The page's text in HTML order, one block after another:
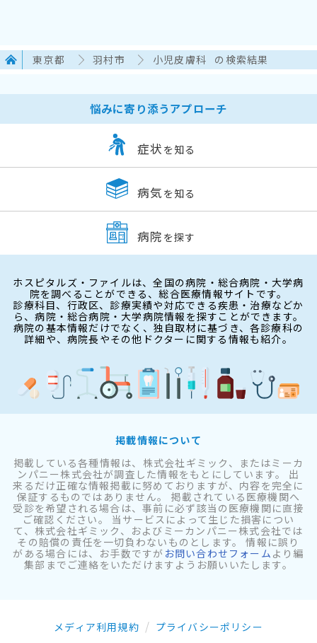
東京都 羽村市 小児皮膚科 の検索結果
悩みに寄り添うアプローチ
症状 を知る
病気 を知る
病院 を探す
ホスピタルズ・ファイルは、全国の病院・総合病院・大学病
院を調べることができる、総合医療情報サイトです。
診療科目、行政区、診療実績や対応できる疾患・治療などか
ら、病院・総合病院・大学病院情報を探すことができます。
病院の基本情報だけでなく、独自取材に基づき、各診療科の
詳細や、病院長やその他ドクターに関する情報も紹介。
掲載情報について
掲載している各種情報は、株式会社ギミック、またはミーカ
ンパニー株式会社が調査した情報をもとにしています。 出
来るだけ正確な情報掲載に努めておりますが、内容を完全に
保証するものではありません。 掲載されている医療機関へ
受診を希望される場合は、事前に必ず該当の医療機関に直接
ご確認ください。 当サービスによって生じた損害につい
て、株式会社ギミック、およびミーカンパニー株式会社では
その賠償の責任を一切負わないものとします。 情報に誤り
がある場合には、お手数ですが お問い合わせフォーム より編
集部までご連絡をいただけますようお願いいたします。
メディア利用規約
プライバシーポリシー